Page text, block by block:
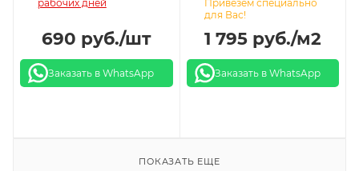
рабочих дней
690 руб./шт
Заказать в WhatsApp
Привезем специально
для Вас!
1 795руб./м2
Заказать в WhatsApp
ПОКАЗАТЬ ЕЩЕ